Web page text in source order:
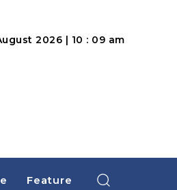
2026 | 10 : 09 am
Feature